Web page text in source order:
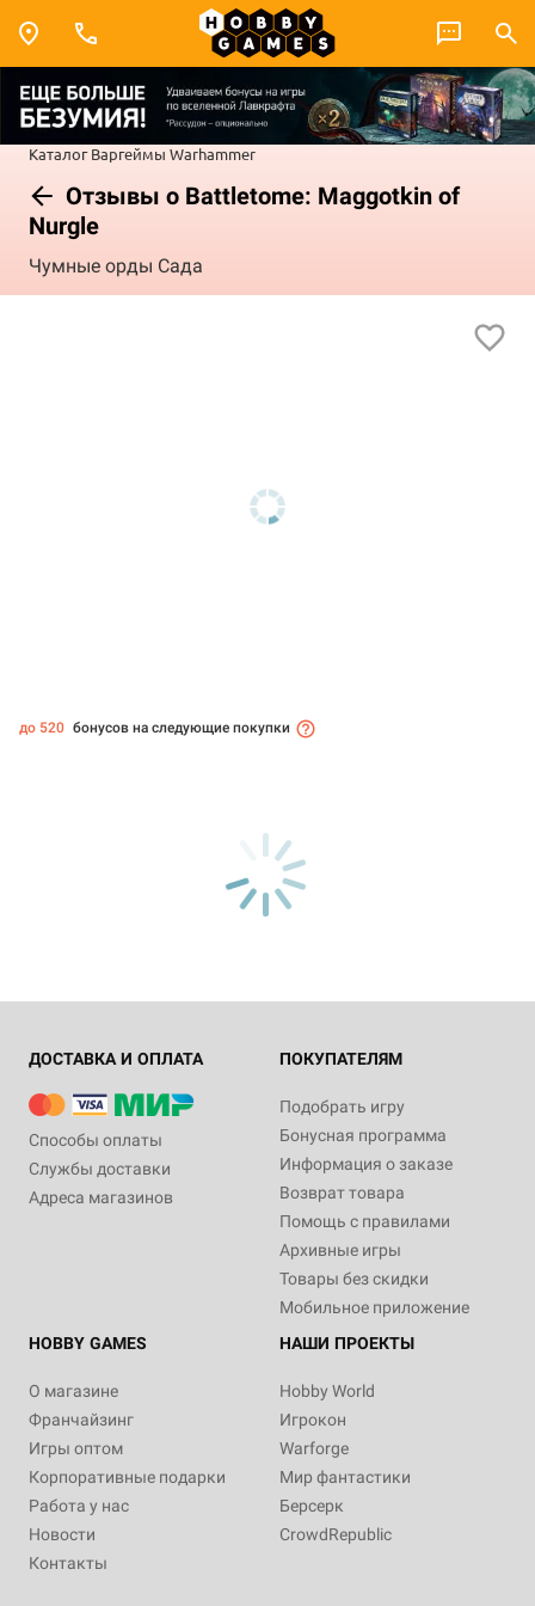
Каталог Варгеймы Warhammer
Отзывы о Battletome: Maggotkin of
Nurgle
Чумные орды Сада
до 520 бонусов на следующие покупки
ДОСТАВКА И ОПЛАТА
Способы оплаты
Службы доставки
Адреса магазинов
ПОКУПАТЕЛЯМ
Подобрать игру
Бонусная программа
Информация о заказе
Возврат товара
Помощь с правилами
Архивные игры
Товары без скидки
Мобильное приложение
HOBBY GAMES
О магазине
Франчайзинг
Игры оптом
Корпоративные подарки
Работа у нас
Новости
Контакты
НАШИ ПРОЕКТЫ
Hobby World
Игрокон
Warforge
Мир фантастики
Берсерк
CrowdRepublic